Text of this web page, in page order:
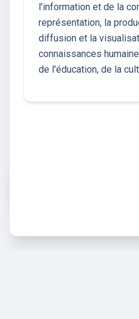
l'information et de la
représentation, la
diffusion et la
connaissances
de l'éducation, de la